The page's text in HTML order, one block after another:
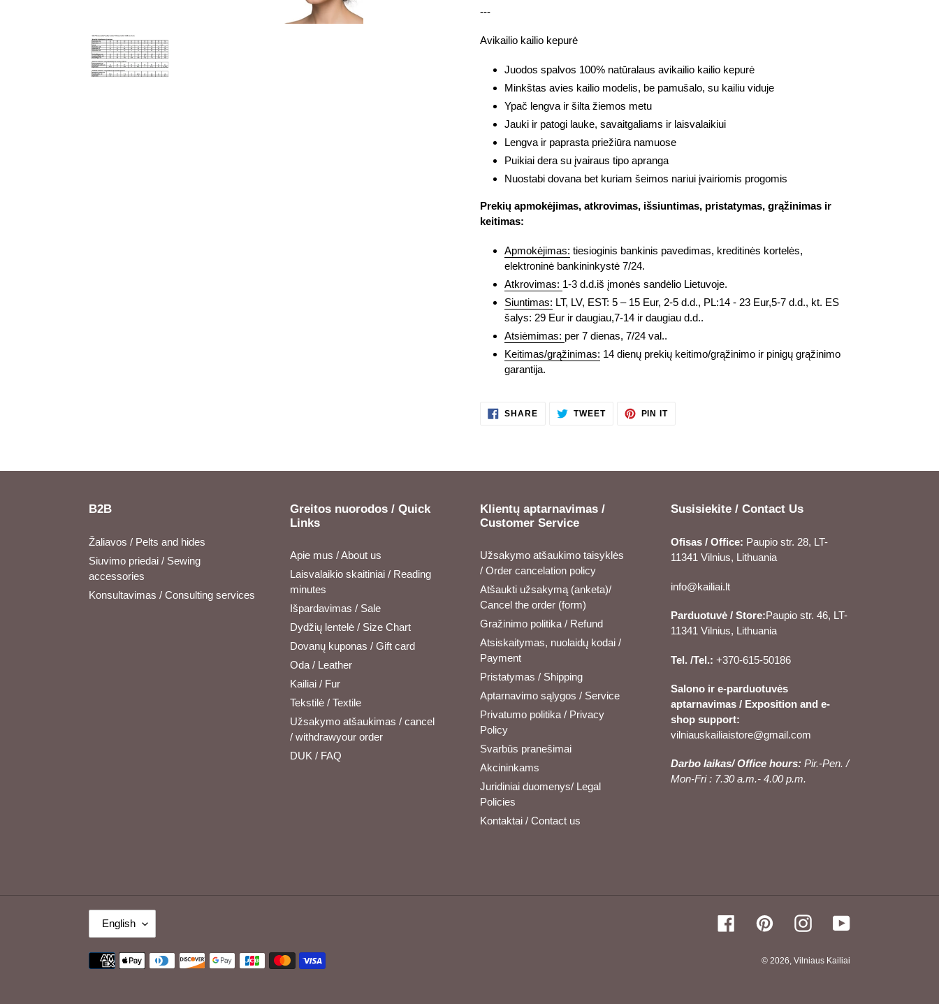
---
Avikailio kailio kepurė
Juodos spalvos 100% natūralaus avikailio kailio kepurė
Minkštas avies kailio modelis, be pamušalo, su kailiu viduje
Ypač lengva ir šilta žiemos metu
Jauki ir patogi lauke, savaitgaliams ir laisvalaikiui
Lengva ir paprasta priežiūra namuose
Puikiai dera su įvairaus tipo apranga
Nuostabi dovana bet kuriam šeimos nariui įvairiomis progomis
Prekių apmokėjimas, atkrovimas, išsiuntimas, pristatymas, grąžinimas ir
keitimas:
Apmokėjimas: tiesioginis bankinis pavedimas, kreditinės kortelės,
elektroninė bankininkystė 7/24.
Atkrovimas: 1-3 d.d.iš įmonės sandėlio Lietuvoje.
Siuntimas: LT, LV, EST: 5 – 15 Eur, 2-5 d.d., PL:14 - 23 Eur,5-7 d.d., kt. ES
šalys: 29 Eur ir daugiau,7-14 ir daugiau d.d..
Atsiėmimas: per 7 dienas, 7/24 val..
Keitimas/grąžinimas: 14 dienų prekių keitimo/grąžinimo ir pinigų grąžinimo
garantija.
SHARESHARE
ON
TWEETTWEET PIN ITPIN
B2B
Žaliavos / Pelts and hides
Siuvimo priedai / Sewing
accessories
Konsultavimas / Consulting services
Greitos nuorodos / Quick
Links
Apie mus / About us
Laisvalaikio skaitiniai / Reading
minutes
Išpardavimas / Sale
Dydžių lentelė / Size Chart
Dovanų kuponas / Gift card
Oda / Leather
Kailiai / Fur
Tekstilė / Textile
Užsakymo atšaukimas / cancel
/ withdrawyour order
DUK / FAQ
Klientų aptarnavimas /
Customer Service
Užsakymo atšaukimo taisyklės
/ Order cancelation policy
Atšaukti užsakymą (anketa)/
Cancel the order (form)
Gražinimo politika / Refund
Atsiskaitymas, nuolaidų kodai /
Payment
Pristatymas / Shipping
Aptarnavimo sąlygos / Service
Privatumo politika / Privacy
Policy
Svarbūs pranešimai
Akcininkams
Juridiniai duomenys/ Legal
Policies
Kontaktai / Contact us
Susisiekite / Contact Us
Ofisas / Office: Paupio str. 28, LT-
11341 Vilnius, Lithuania
info@kailiai.lt
Parduotuvė / Store:Paupio str. 46, LT-
11341 Vilnius, Lithuania
Tel. /Tel.: +370-615-50186
Salono ir e-parduotuvės
aptarnavimas / Exposition and e-
shop support:
vilniauskailiaistore@gmail.com
Darbo laikas/ Office hours: Pir.-Pen. /
Mon-Fri : 7.30 a.m.- 4.00 p.m.
A
N
G
English Facebook PinterestInstagramYouTube
Payment
© 2026, Vilniaus Kailiai